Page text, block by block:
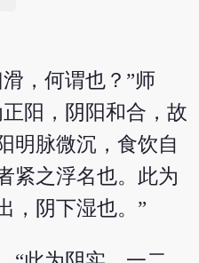
，何谓也？”师
阳，阴阳和合，故
明脉微沉，食饮自
紧之浮名也。此为
，阴下湿也。”